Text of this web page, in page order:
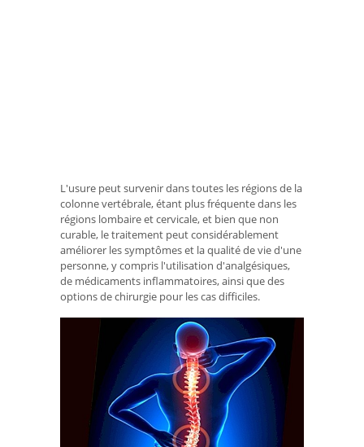
L'usure peut survenir dans toutes les régions de la
colonne vertébrale, étant plus fréquente dans les
régions lombaire et cervicale, et bien que non
curable, le traitement peut considérablement
améliorer les symptômes et la qualité de vie d'une
personne, y compris l'utilisation d'analgésiques,
de médicaments inflammatoires, ainsi que des
options de chirurgie pour les cas difficiles.